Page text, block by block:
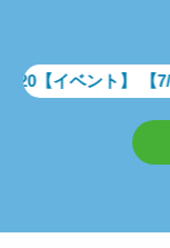
【イベント】 【7/
【イベント】 【7/